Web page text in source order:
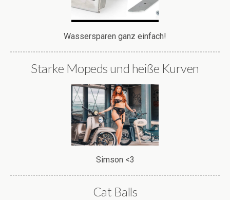
Wassersparen ganz einfach!
Starke Mopeds und heiße Kurven
Simson <3
Cat Balls